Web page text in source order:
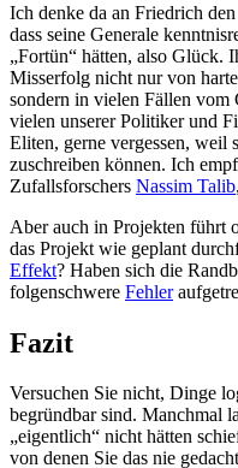
Ich denke da an Friedrich
dass seine Generale
„Fortün“ hätten, also Glück.
Misserfolg nicht nur von
sondern in vielen Fällen vom
vielen unserer Politiker und
Eliten, gerne vergessen, weil
zuschreiben können. Ich
Zufallsforschers Nassim Talib
Aber auch in Projekten führt
das Projekt wie geplant
Effekt? Haben sich die
folgenschwere Fehler
Fazit
Versuchen Sie nicht, Dinge
begründbar sind. Manchmal
„eigentlich“ nicht hätten
von denen Sie das nie